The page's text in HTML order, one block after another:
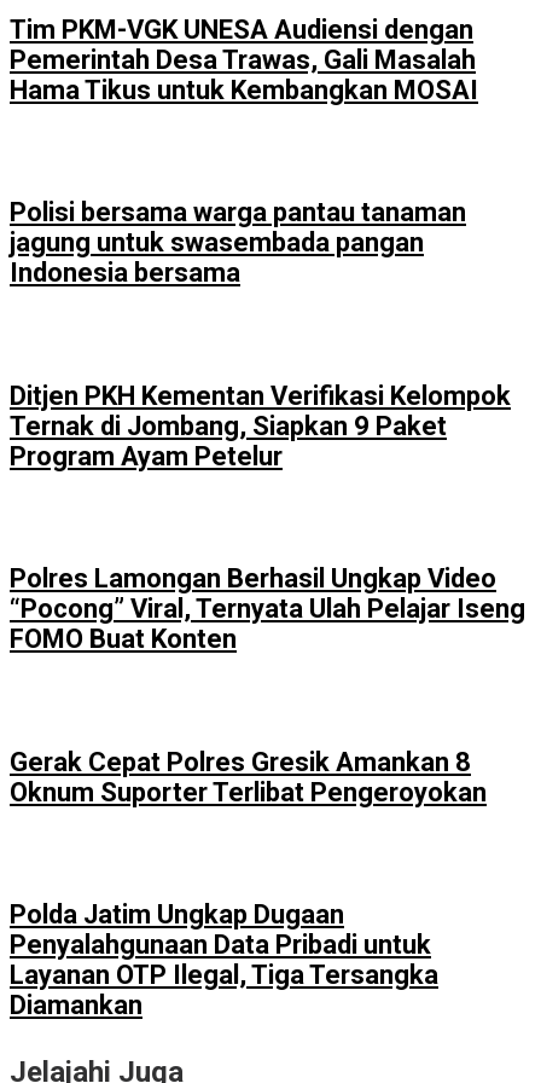
Tim PKM-VGK UNESA Audiensi dengan
Pemerintah Desa Trawas, Gali Masalah
Hama Tikus untuk Kembangkan MOSAI
Polisi bersama warga pantau tanaman
jagung untuk swasembada pangan
Indonesia bersama
Ditjen PKH Kementan Verifikasi Kelompok
Ternak di Jombang, Siapkan 9 Paket
Program Ayam Petelur
Polres Lamongan Berhasil Ungkap Video
“Pocong” Viral, Ternyata Ulah Pelajar Iseng
FOMO Buat Konten
Gerak Cepat Polres Gresik Amankan 8
Oknum Suporter Terlibat Pengeroyokan
Polda Jatim Ungkap Dugaan
Penyalahgunaan Data Pribadi untuk
Layanan OTP Ilegal, Tiga Tersangka
Diamankan
Jelajahi Juga